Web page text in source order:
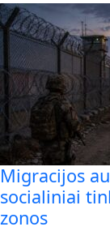
Migracijos
socialiniai
zonos